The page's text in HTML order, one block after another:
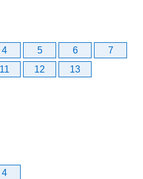
4 5 6
7
11 12 13
4